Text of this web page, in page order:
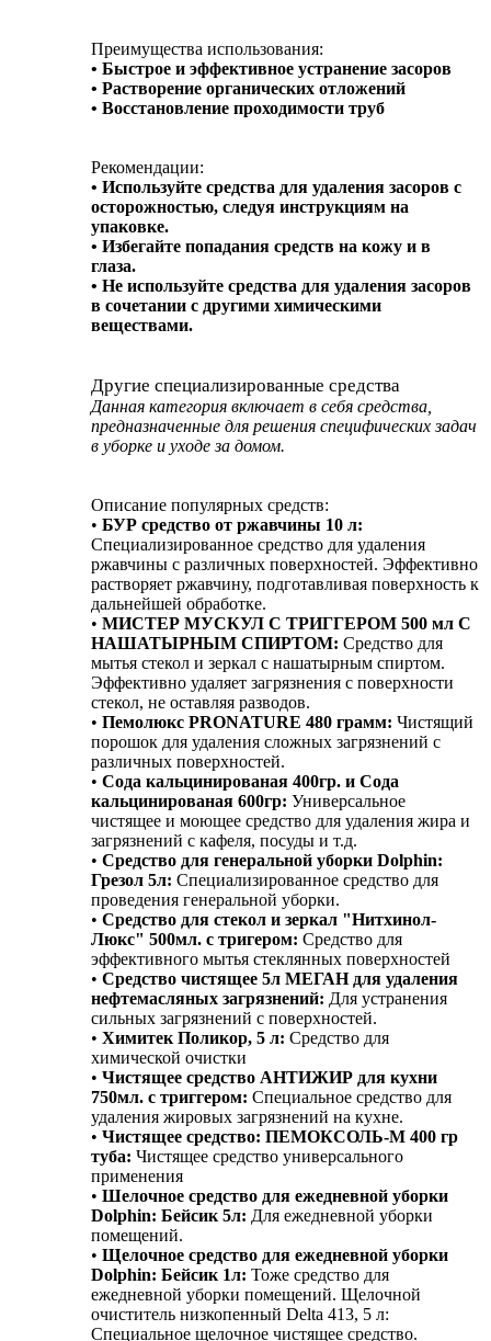
Преимущества использования:
• Быстрое и эффективное устранение засоров
• Растворение органических отложений
• Восстановление проходимости труб
Рекомендации:
• Используйте средства для удаления засоров с
осторожностью, следуя инструкциям на
упаковке.
• Избегайте попадания средств на кожу и в
глаза.
• Не используйте средства для удаления засоров
в сочетании с другими химическими
веществами.
Другие специализированные средства
Данная категория включает в себя средства,
предназначенные для решения специфических задач
в уборке и уходе за домом.
Описание популярных средств:
• БУР средство от ржавчины 10 л:
Специализированное средство для удаления
ржавчины с различных поверхностей. Эффективно
растворяет ржавчину, подготавливая поверхность к
дальнейшей обработке.
• МИСТЕР МУСКУЛ С ТРИГГЕРОМ 500 мл С
НАШАТЫРНЫМ СПИРТОМ: Средство для
мытья стекол и зеркал с нашатырным спиртом.
Эффективно удаляет загрязнения с поверхности
стекол, не оставляя разводов.
• Пемолюкс PRONATURE 480 грамм: Чистящий
порошок для удаления сложных загрязнений с
различных поверхностей.
• Сода кальцинированая 400гр. и Сода
кальцинированая 600гр: Универсальное
чистящее и моющее средство для удаления жира и
загрязнений с кафеля, посуды и т.д.
• Средство для генеральной уборки Dolphin:
Грезол 5л: Специализированное средство для
проведения генеральной уборки.
• Средство для стекол и зеркал "Нитхинол-
Люкс" 500мл. с тригером: Средство для
эффективного мытья стеклянных поверхностей
• Средство чистящее 5л МЕГАН для удаления
нефтемасляных загрязнений: Для устранения
сильных загрязнений с поверхностей.
• Химитек Поликор, 5 л: Средство для
химической очистки
• Чистящее средство АНТИЖИР для кухни
750мл. с триггером: Специальное средство для
удаления жировых загрязнений на кухне.
• Чистящее средство: ПЕМОКСОЛЬ-М 400 гр
туба: Чистящее средство универсального
применения
• Шелочное средство для ежедневной уборки
Dolphin: Бейсик 5л: Для ежедневной уборки
помещений.
• Щелочное средство для ежедневной уборки
Dolphin: Бейсик 1л: Тоже средство для
ежедневной уборки помещений. Щелочной
очиститель низкопенный Delta 413, 5 л:
Специальное щелочное чистящее средство.